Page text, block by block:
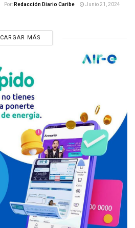
Por:Redacción Diario Caribe Junio 21, 2024
CARGAR MÁS